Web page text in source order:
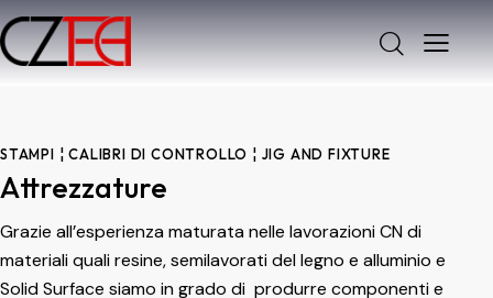
STAMPI ¦ CALIBRI DI CONTROLLO ¦ JIG AND FIXTURE
Attrezzature
Grazie all’esperienza maturata nelle lavorazioni CN di
materiali quali resine, semilavorati del legno e alluminio e
Solid Surface siamo in grado di produrre componenti e